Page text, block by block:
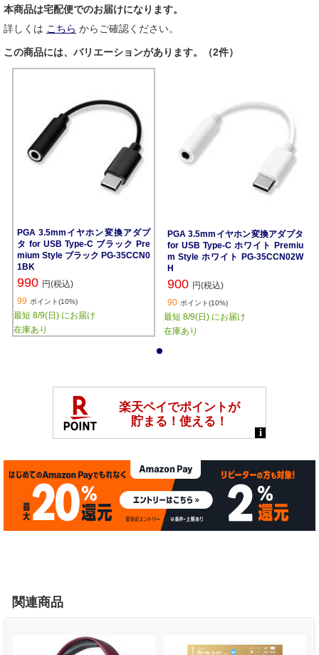
本商品は宅配便でのお届けになります。
詳しくは こちら からご確認ください。
この商品には、バリエーションがあります。（2件）
PGA 3.5mmイヤホン変換アダプ
タ for USB Type-C ブラック Pre
mium Style ブラック PG-35CCN0
1BK
990 円(税込)
99 ポイント(10%)
最短 8/9(日) にお届け
在庫あり
PGA 3.5mmイヤホン変換アダプタ
for USB Type-C ホワイト Premiu
m Style ホワイト PG-35CCN02W
H
900 円(税込)
90 ポイント(10%)
最短 8/9(日) にお届け
在庫あり
関連商品